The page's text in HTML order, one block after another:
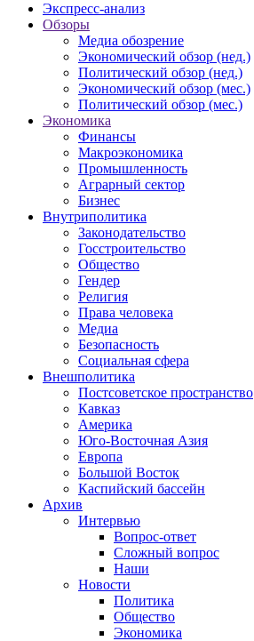
Экспресс-анализ
Обзоры
Медиа обозрение
Экономический обзор (нед.)
Политический обзор (нед.)
Экономический обзор (мес.)
Политический обзор (мес.)
Экономика
Финансы
Макроэкономика
Промышленность
Аграрный сектор
Бизнес
Внутриполитика
Законодательство
Госстроительство
Общество
Гендер
Религия
Права человека
Медиа
Безопасность
Социальная сфера
Внешполитика
Постсоветское пространство
Кавказ
Америка
Юго-Восточная Азия
Европа
Большой Восток
Каспийский бассейн
Архив
Интервью
Вопрос-ответ
Сложный вопрос
Наши
Новости
Политика
Общество
Экономика